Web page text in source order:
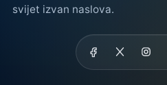
svijet izvan naslova.